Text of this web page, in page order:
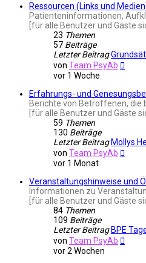
Ressourcen (Links und
Patienteninformationen,
[für alle Benutzer und Gäste
23 Themen
57 Beiträge
Letzter Beitrag
von Team PsyAb
vor 1 Woche
Erfahrungs- und
Berichte von Betroffenen, die
[für alle Benutzer und Gäste
59 Themen
130 Beiträge
Letzter Beitrag Mollys
von Team PsyAb
vor 1 Monat
Veranstaltungshinweise und
Informationen zu
[für alle Benutzer und Gäste
84 Themen
109 Beiträge
Letzter Beitrag BPE
von Team PsyAb
vor 2 Wochen